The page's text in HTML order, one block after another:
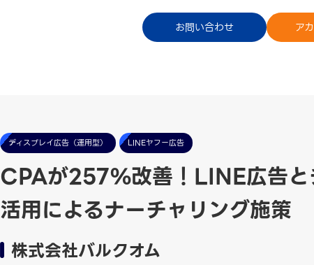
お問い合わせ ア
ご利用中のお客様へ
ディスプレイ広告（運用型） LINEヤフー広告
CPAが257%改善！LINE広告と
活用によるナーチャリング施策
株式会社バルクオム